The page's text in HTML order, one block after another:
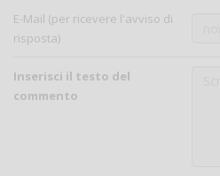
E-Mail (per ricevere l'avviso di
risposta)
Inserisci il testo del
commento